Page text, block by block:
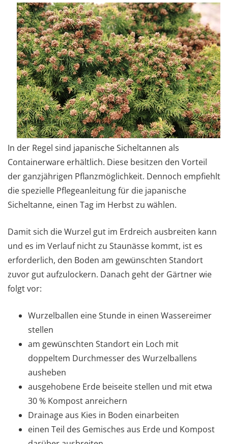
In der Regel sind japanische Sicheltannen als
Containerware erhältlich. Diese besitzen den Vorteil
der ganzjährigen Pflanzmöglichkeit. Dennoch empfiehlt
die spezielle Pflegeanleitung für die japanische
Sicheltanne, einen Tag im Herbst zu wählen.
Damit sich die Wurzel gut im Erdreich ausbreiten kann
und es im Verlauf nicht zu Staunässe kommt, ist es
erforderlich, den Boden am gewünschten Standort
zuvor gut aufzulockern. Danach geht der Gärtner wie
folgt vor:
Wurzelballen eine Stunde in einen Wassereimer
stellen
am gewünschten Standort ein Loch mit
doppeltem Durchmesser des Wurzelballens
ausheben
ausgehobene Erde beiseite stellen und mit etwa
30 % Kompost anreichern
Drainage aus Kies in Boden einarbeiten
einen Teil des Gemisches aus Erde und Kompost